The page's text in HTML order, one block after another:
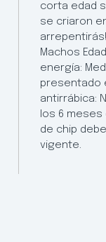
corta edad
se criaron
Machos
energía:
presentado
antirrábica:
los 6
de chip
vigente.